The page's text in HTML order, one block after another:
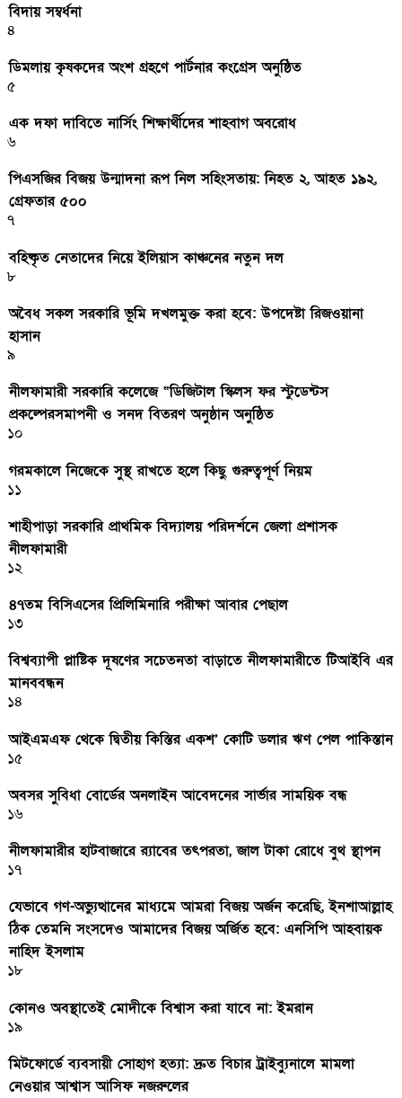
বিদায় সম্বর্ধনা
৪
ডিমলায় কৃষকদের অংশ গ্রহণে পার্টনার কংগ্রেস অনুষ্ঠিত
৫
এক দফা দাবিতে নার্সিং শিক্ষার্থীদের শাহবাগ অবরোধ
৬
পিএসজির বিজয় উন্মাদনা রূপ নিল সহিংসতায়: নিহত ২, আহত ১৯২,
গ্রেফতার ৫০০
৭
বহিষ্কৃত নেতাদের নিয়ে ইলিয়াস কাঞ্চনের নতুন দল
৮
অবৈধ সকল সরকারি ভূমি দখলমুক্ত করা হবে: উপদেষ্টা রিজওয়ানা
হাসান
৯
নীলফামারী সরকারি কলেজে “ডিজিটাল স্কিলস ফর স্টুডেন্টস
প্রকল্পেরসমাপনী ও সনদ বিতরণ অনুষ্ঠান অনুষ্ঠিত
১০
গরমকালে নিজেকে সুস্থ রাখতে হলে কিছু গুরুত্বপূর্ণ নিয়ম
১১
শাহীপাড়া সরকারি প্রাথমিক বিদ্যালয় পরিদর্শনে জেলা প্রশাসক
নীলফামারী
১২
৪৭তম বিসিএসের প্রিলিমিনারি পরীক্ষা আবার পেছাল
১৩
বিশ্বব্যাপী প্লাষ্টিক দূষণের সচেতনতা বাড়াতে নীলফামারীতে টিআইবি এর
মানববন্ধন
১৪
আইএমএফ থেকে দ্বিতীয় কিস্তির একশ’ কোটি ডলার ঋণ পেল পাকিস্তান
১৫
অবসর সুবিধা বোর্ডের অনলাইন আবেদনের সার্ভার সাময়িক বন্ধ
১৬
নীলফামারীর হাটবাজারে র‌্যাবের তৎপরতা, জাল টাকা রোধে বুথ স্থাপন
১৭
যেভাবে গণ-অভ্যুত্থানের মাধ্যমে আমরা বিজয় অর্জন করেছি, ইনশাআল্লাহ
ঠিক তেমনি সংসদেও আমাদের বিজয় অর্জিত হবে: এনসিপি আহবায়ক
নাহিদ ইসলাম
১৮
কোনও অবস্থাতেই মোদীকে বিশ্বাস করা যাবে না: ইমরান
১৯
মিটফোর্ডে ব্যবসায়ী সোহাগ হত্যা: দ্রুত বিচার ট্রাইব্যুনালে মামলা
নেওয়ার আশ্বাস আসিফ নজরুলের